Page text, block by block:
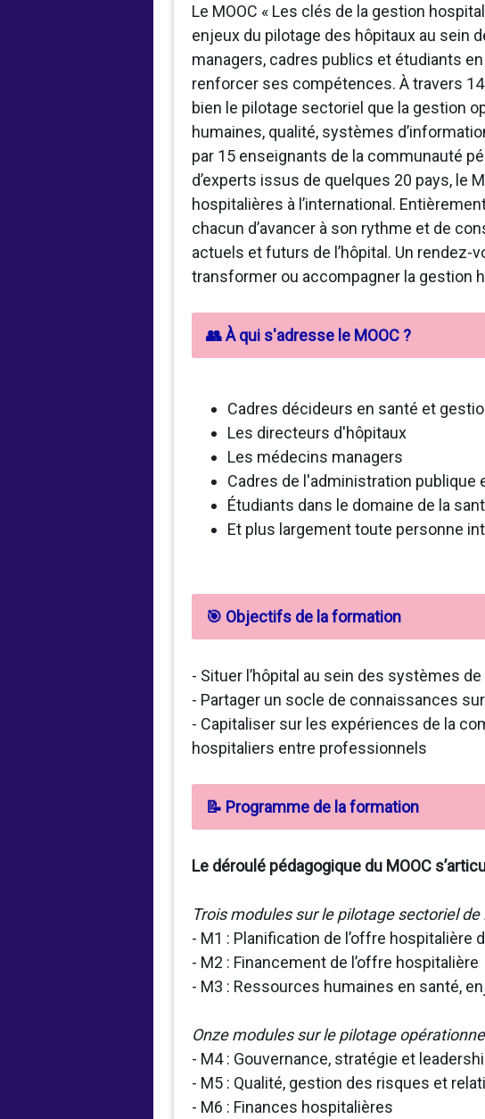
Le MOOC « Les clés de la gestion
enjeux du pilotage des hôpitaux au sein
managers, cadres publics et étudiants
renforcer ses compétences. À travers
bien le pilotage sectoriel que la gestion
humaines, qualité, systèmes
par 15 enseignants de la communauté
d’experts issus de quelques 20 pays, le
hospitalières à l’international.
chacun d’avancer à son rythme et de
actuels et futurs de l’hôpital. Un
transformer ou accompagner la gestion
👥 À qui s'adresse le MOOC ?
Cadres décideurs en santé et
Les directeurs d'hôpitaux
Les médecins managers
Cadres de l'administration
Étudiants dans le domaine de la
Et plus largement toute personne
🎯 Objectifs de la formation
- Situer l’hôpital au sein des systèmes
- Partager un socle de connaissances
- Capitaliser sur les expériences de la
hospitaliers entre professionnels
📝 Programme de la formation
Le déroulé pédagogique du MOOC
Trois modules sur le pilotage sectoriel de
- M1 : Planification de l’offre hospitalière
- M2 : Financement de l’offre hospitalière
- M3 : Ressources humaines en santé,
Onze modules sur le pilotage
- M4 : Gouvernance, stratégie et
- M5 : Qualité, gestion des risques et
- M6 : Finances hospitalières